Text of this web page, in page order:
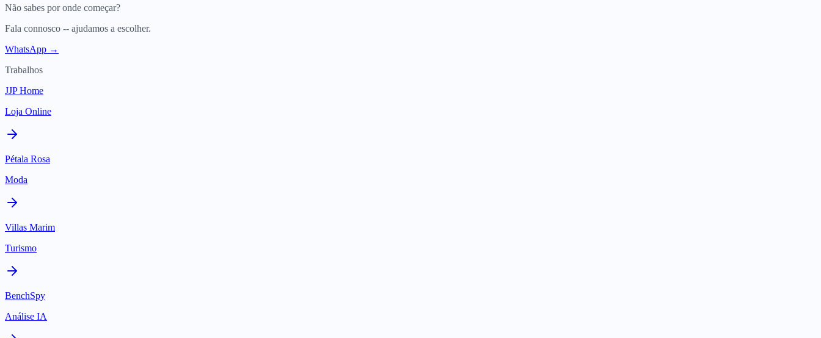
Não sabes por onde começar?
Fala connosco -- ajudamos a escolher.
WhatsApp →
Trabalhos
JJP Home
Loja Online
Pétala Rosa
Moda
Villas Marim
Turismo
BenchSpy
Análise IA